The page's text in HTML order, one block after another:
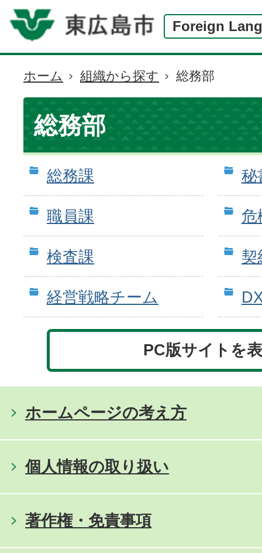
Foreign
現
在
の
位
置
ホーム 組織から探す 総務部
総務部
総務課 秘
職員課 危
検査課 契
経営戦略チーム
PC版サイトを
ホームページの考え方
個人情報の取り扱い
著作権・免責事項